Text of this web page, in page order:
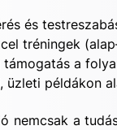
és
tréningek
támogatás a
üzleti példákon
nemcsak a